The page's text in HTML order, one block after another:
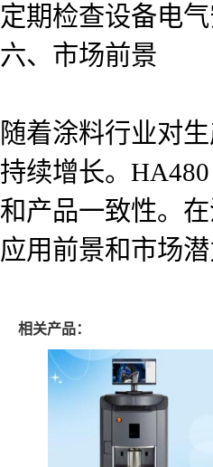
定期检查设备电
六、市场前景
随着涂料行业对
持续增长。
和产品一致性。
应用前景和市场潜
相关产品：